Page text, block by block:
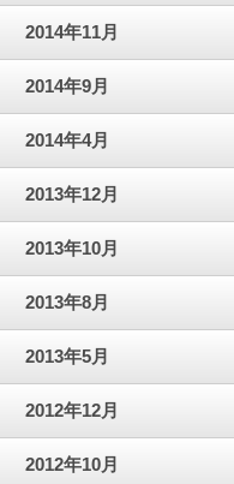
2014年11月
2014年9月
2014年4月
2013年12月
2013年10月
2013年8月
2013年5月
2012年12月
2012年10月